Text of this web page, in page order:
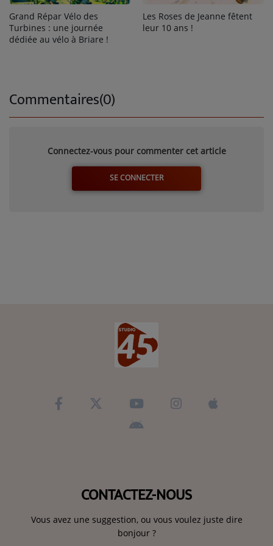
Grand Répar Vélo des
Turbines : une journée
dédiée au vélo à Briare !
Les Roses de Jeanne fêtent
leur 10 ans !
Commentaires(0)
Connectez-vous pour commenter cet article
SE CONNECTER
CONTACTEZ-NOUS
Vous avez une suggestion, ou vous voulez juste dire
bonjour ?